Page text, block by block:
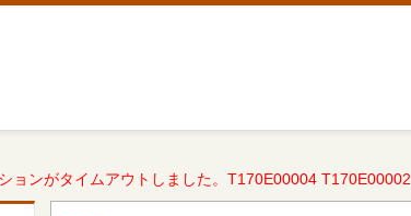
ョンがタイムアウトしました。T170E00004 T170E00002